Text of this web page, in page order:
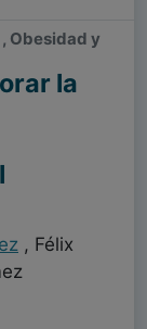
Obesidad y
la
, Félix